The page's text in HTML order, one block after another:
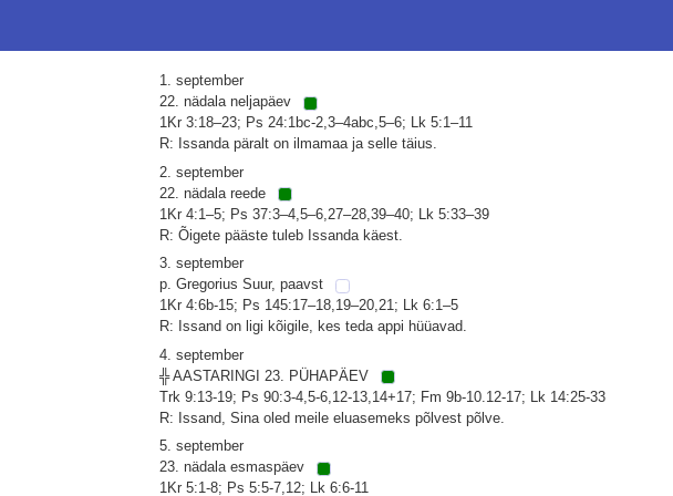
1. september
22. nädala neljapäev
1Kr 3:18–23; Ps 24:1bc-2,3–4abc,5–6; Lk 5:1–11
R: Issanda päralt on ilmamaa ja selle täius.
2. september
22. nädala reede
1Kr 4:1–5; Ps 37:3–4,5–6,27–28,39–40; Lk 5:33–39
R: Õigete pääste tuleb Issanda käest.
3. september
p. Gregorius Suur, paavst
1Kr 4:6b-15; Ps 145:17–18,19–20,21; Lk 6:1–5
R: Issand on ligi kõigile, kes teda appi hüüavad.
4. september
╬ AASTARINGI 23. PÜHAPÄEV
Trk 9:13-19; Ps 90:3-4,5-6,12-13,14+17; Fm 9b-10.12-17; Lk 14:25-33
R: Issand, Sina oled meile eluasemeks põlvest põlve.
5. september
23. nädala esmaspäev
1Kr 5:1-8; Ps 5:5-7,12; Lk 6:6-11